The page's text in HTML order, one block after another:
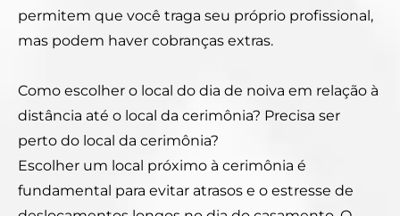
permitem que você traga seu próprio profissional,
mas podem haver cobranças extras.
Como escolher o local do dia de noiva em relação à
distância até o local da cerimônia? Precisa ser
perto do local da cerimônia?
Escolher um local próximo à cerimônia é
fundamental para evitar atrasos e o estresse de